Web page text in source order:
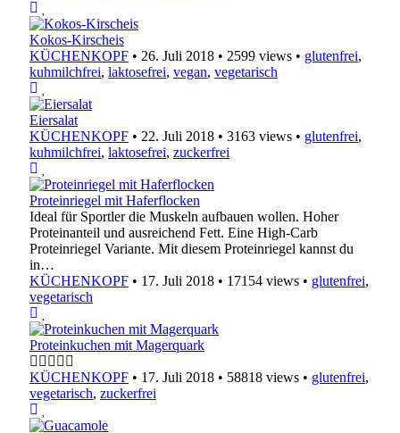
Kokos-Kirscheis
KÜCHENKOPF • 26. Juli 2018 • 2599 views • glutenfrei,
kuhmilchfrei, laktosefrei, vegan, vegetarisch
Eiersalat
KÜCHENKOPF • 22. Juli 2018 • 3163 views • glutenfrei,
kuhmilchfrei, laktosefrei, zuckerfrei
Proteinriegel mit Haferflocken
Ideal für Sportler die Muskeln aufbauen wollen. Hoher
Proteinanteil und ausreichend Fett. Eine High-Carb
Proteinriegel Variante. Mit diesem Proteinriegel kannst du
in…
KÜCHENKOPF • 17. Juli 2018 • 17154 views • glutenfrei,
vegetarisch
Proteinkuchen mit Magerquark
KÜCHENKOPF • 17. Juli 2018 • 58818 views • glutenfrei,
vegetarisch, zuckerfrei